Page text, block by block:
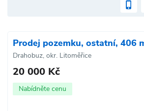
Prodej pozemku, ostatní, 406
Drahobuz, okr. Litoměřice
20 000 Kč
Nabídněte cenu